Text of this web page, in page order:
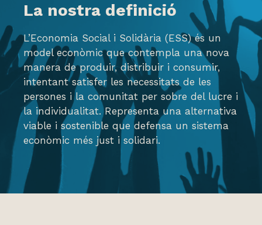
La nostra definició
L’Economia Social i Solidària (ESS) és un
model econòmic que contempla una nova
manera de produir, distribuir i consumir,
intentant satisfer les necessitats de les
persones i la comunitat per sobre del lucre i
la individualitat. Representa una alternativa
viable i sostenible que defensa un sistema
econòmic més just i solidari.